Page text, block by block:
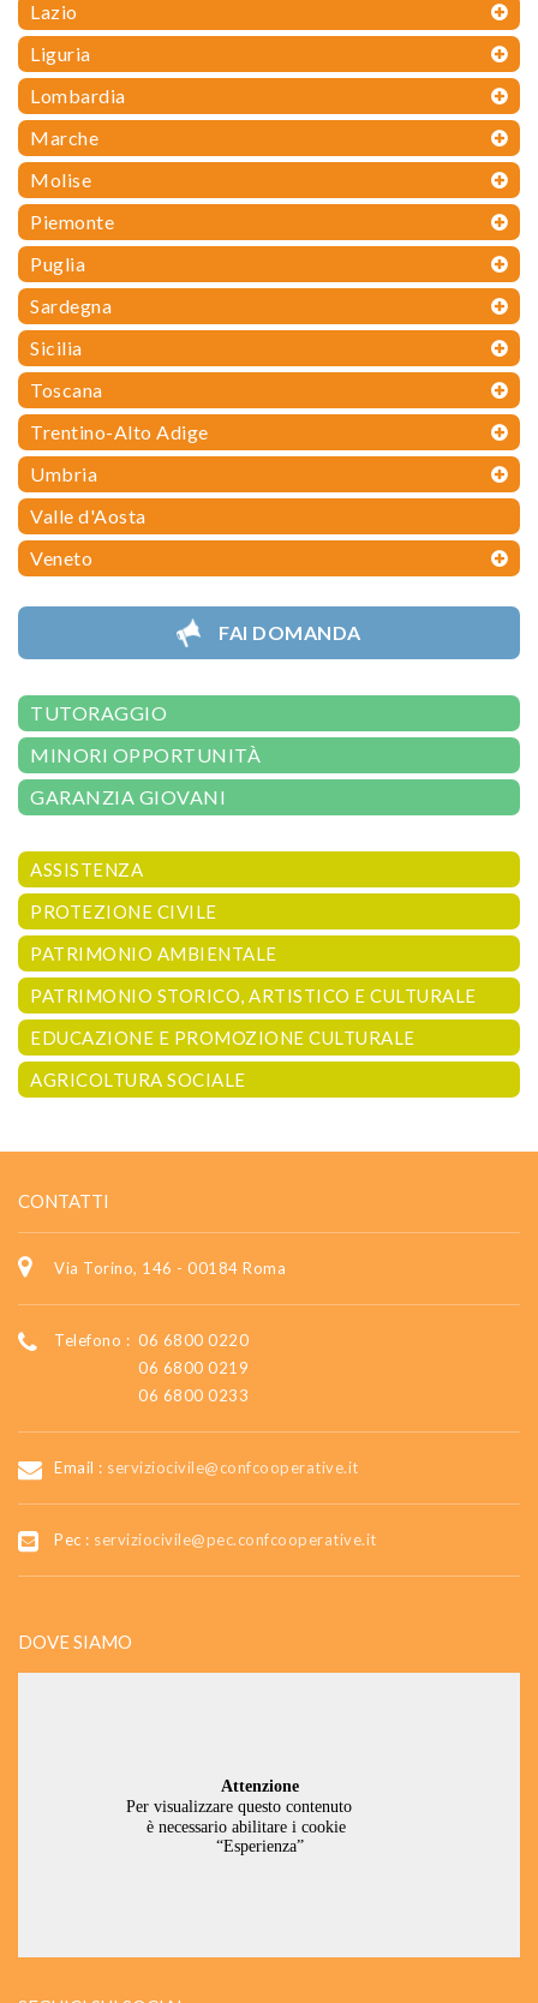
Lazio
Liguria
Lombardia
Marche
Molise
Piemonte
Puglia
Sardegna
Sicilia
Toscana
Trentino-Alto Adige
Umbria
Valle d'Aosta
Veneto
FAI DOMANDA
TUTORAGGIO
MINORI OPPORTUNITÀ
GARANZIA GIOVANI
ASSISTENZA
PROTEZIONE CIVILE
PATRIMONIO AMBIENTALE
PATRIMONIO STORICO, ARTISTICO E CULTURALE
EDUCAZIONE E PROMOZIONE CULTURALE
AGRICOLTURA SOCIALE
CONTATTI
Via Torino, 146 - 00184 Roma
Telefono : 06 6800 0220
06 6800 0219
06 6800 0233
Email : serviziocivile@confcooperative.it
Pec : serviziocivile@pec.confcooperative.it
DOVE SIAMO